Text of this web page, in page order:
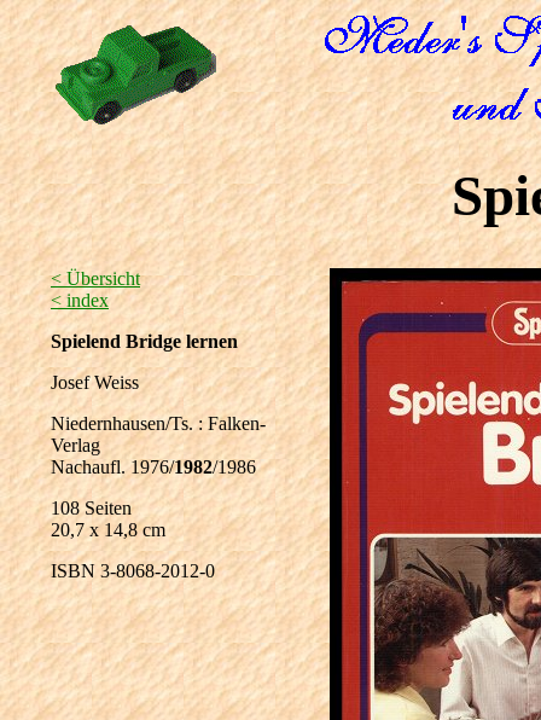
< Übersicht
< index
Spielend Bridge lernen
Josef Weiss
Niedernhausen/Ts. : Falken-
Verlag
Nachaufl. 1976/1982/1986
108 Seiten
20,7 x 14,8 cm
ISBN 3-8068-2012-0